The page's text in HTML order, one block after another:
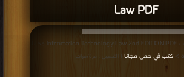
Law PDF
> كتب في حمل مجانا | التحميل : مرة/مرات